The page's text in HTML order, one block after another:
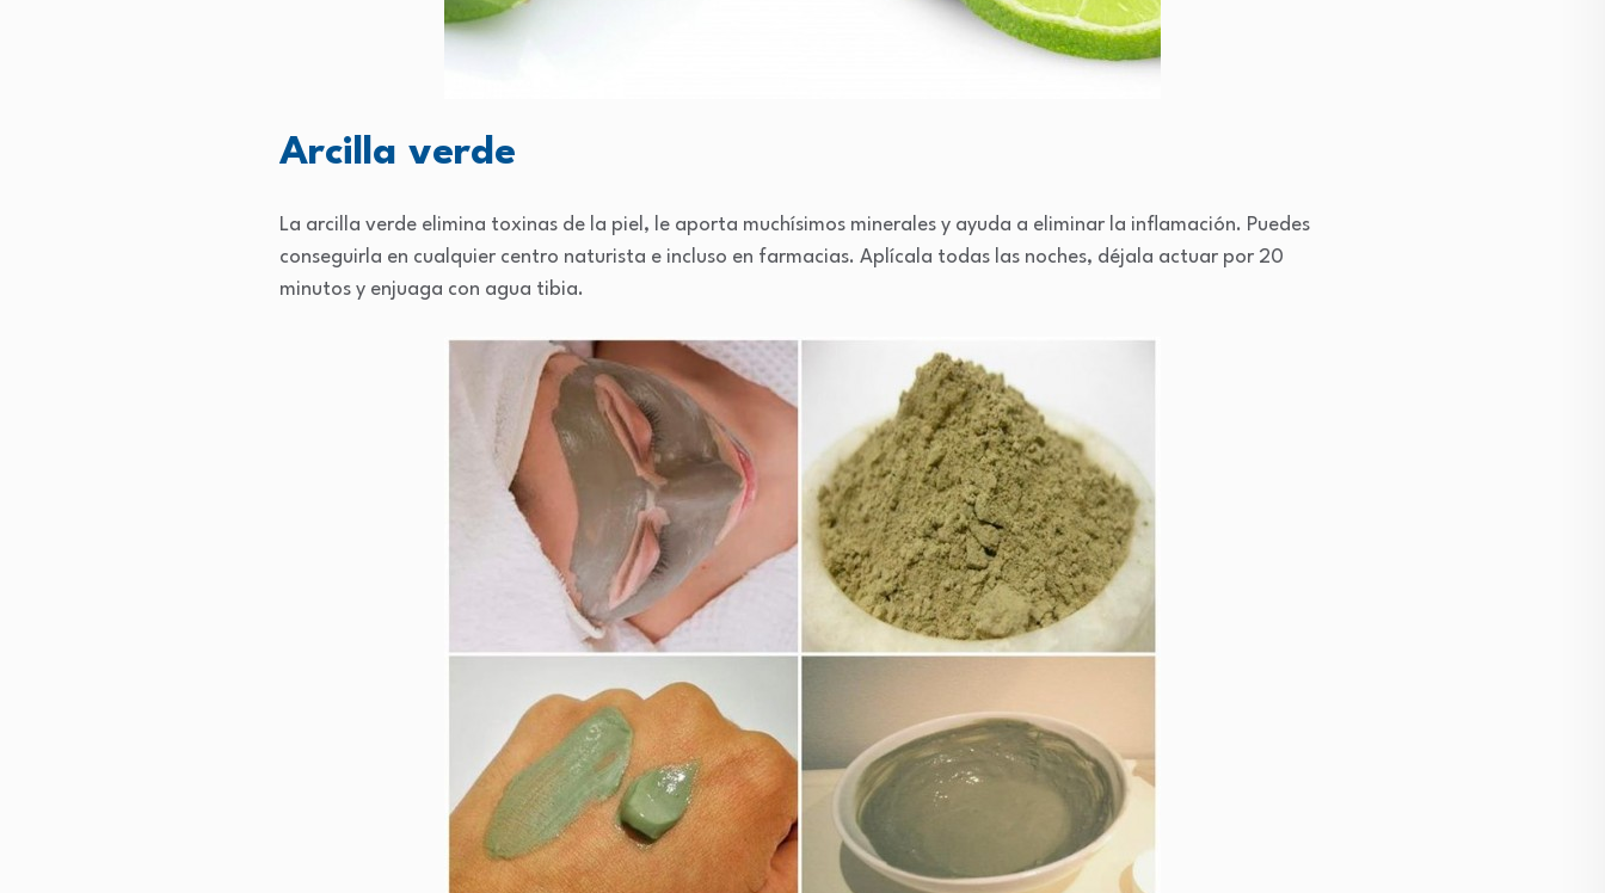
Arcilla verde
La arcilla verde elimina toxinas de la piel, le aporta muchísimos minerales y ayuda a eliminar la inflamación. Puedes
conseguirla en cualquier centro naturista e incluso en farmacias. Aplícala todas las noches, déjala actuar por 20
minutos y enjuaga con agua tibia.